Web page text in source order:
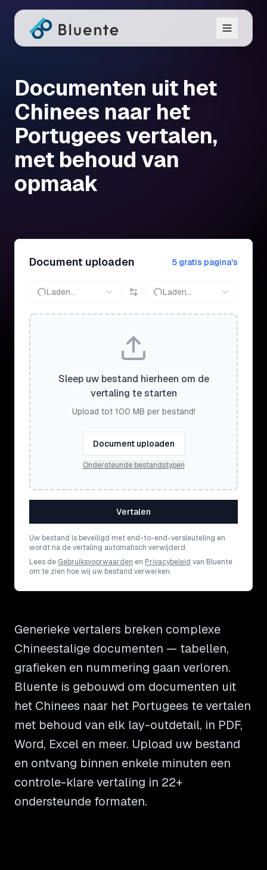
Documenten uit het
Chinees naar het
Portugees vertalen,
met behoud van
opmaak
Document uploaden 5 gratis pagina's
Laden... Laden...
Sleep uw bestand hierheen om de
vertaling te starten
Upload tot 100 MB per bestand!
Document uploaden
Ondersteunde bestandstypen
Vertalen
Uw bestand is beveiligd met end-to-end-versleuteling en
wordt na de vertaling automatisch verwijderd.
Lees de Gebruiksvoorwaarden en Privacybeleid van Bluente
om te zien hoe wij uw bestand verwerken.
Generieke vertalers breken complexe
Chineestalige documenten — tabellen,
grafieken en nummering gaan verloren.
Bluente is gebouwd om documenten uit
het Chinees naar het Portugees te vertalen
met behoud van elk lay-outdetail, in PDF,
Word, Excel en meer. Upload uw bestand
en ontvang binnen enkele minuten een
controle-klare vertaling in 22+
ondersteunde formaten.